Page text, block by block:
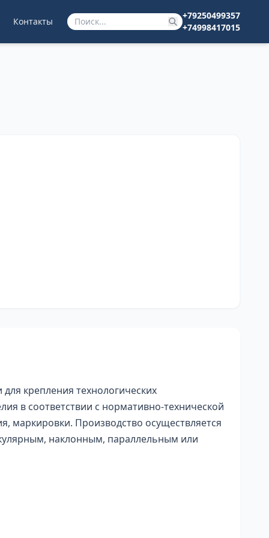
Контакты
+79250499357
+74998417015
крепления технологических
в соответствии с нормативно-технической
маркировки. Производство осуществляется
наклонным, параллельным или